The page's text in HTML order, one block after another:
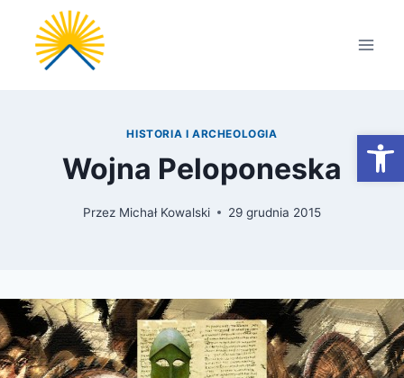
Przejdź
treści
HISTORIA I ARCHEOLOGIA
Wojna Peloponeska
Przez Michał Kowalski 29 grudnia 2015